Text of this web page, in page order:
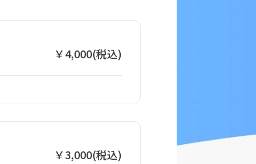
￥4,000(税込)
￥3,000(税込)